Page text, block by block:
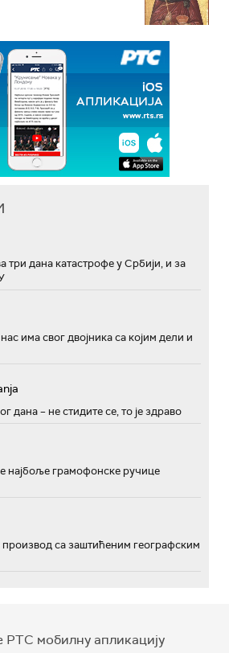
три дана катастрофе у Србији, и за
има свог двојника са којим дели и
дана – не стидите се, то је здраво
најбоље грамофонске ручице
са заштићеним географским
РТС мобилну апликацију